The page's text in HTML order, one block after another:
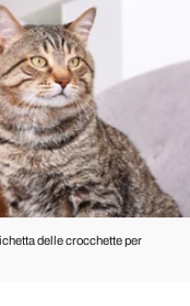
delle crocchette per